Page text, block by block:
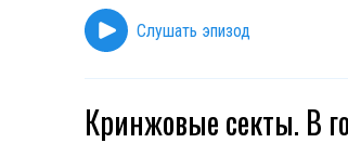
Слушать эпизод
Кринжовые секты. В